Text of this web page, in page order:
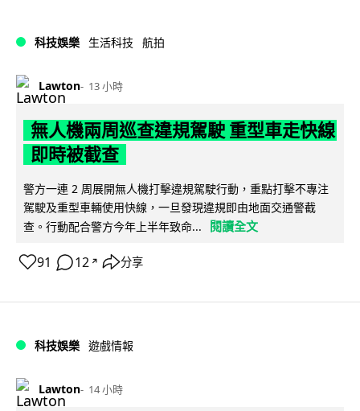
科技娛樂 生活科技 航拍
Lawton 13 小時
無人機兩周巡查違規駕駛 重型車走快線
即時被截查
警方一連 2 周展開無人機打擊違規駕駛行動，重點打擊不專注
駕駛及重型車輛使用快線，一旦發現違規即由地面交通警截
查。行動配合警方今年上半年致命...
閱讀全文
91 12 ↗ 分享
科技娛樂 遊戲情報
Lawton 14 小時